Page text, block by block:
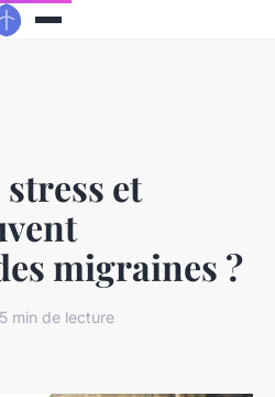
et
migraines ?
min de lecture